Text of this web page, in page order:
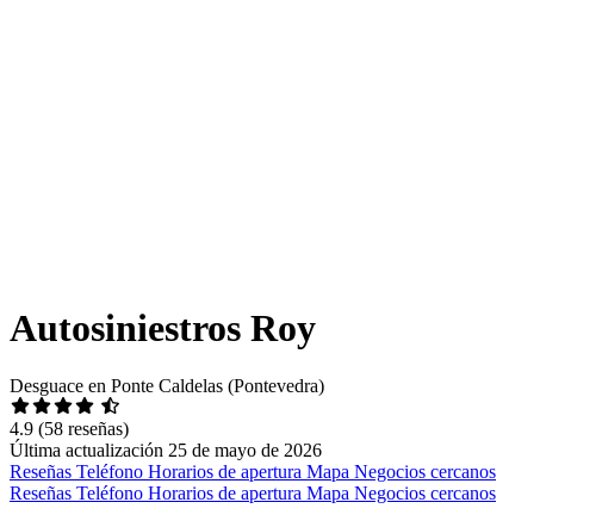
Autosiniestros Roy
Desguace en Ponte Caldelas (Pontevedra)
4.9 (58 reseñas)
Última actualización 25 de mayo de 2026
Reseñas Teléfono Horarios de apertura Mapa Negocios cercanos
Reseñas Teléfono Horarios de apertura Mapa Negocios cercanos